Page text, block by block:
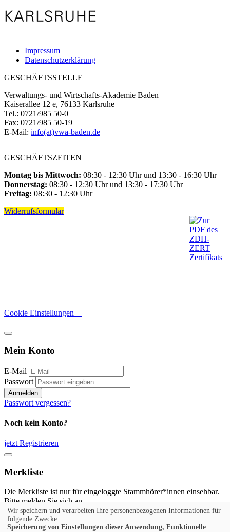
Impressum
Datenschutzerklärung
GESCHÄFTSSTELLE
Verwaltungs- und Wirtschafts-Akademie Baden
Kaiserallee 12 e, 76133 Karlsruhe
Tel.: 0721/985 50-0
Fax: 0721/985 50-19
E-Mail: info(at)vwa-baden.de
GESCHÄFTSZEITEN
Montag bis Mittwoch: 08:30 - 12:30 Uhr und 13:30 - 16:30 Uhr
Donnerstag: 08:30 - 12:30 Uhr und 13:30 - 17:30 Uhr
Freitag: 08:30 - 12:30 Uhr
Widerrufsformular
Cookie Einstellungen
Mein Konto
E-Mail
Passwort
Anmelden
Passwort vergessen?
Noch kein Konto?
jetzt Registrieren
Merkliste
Die Merkliste ist nur für eingeloggte Stammhörer*innen einsehbar.
Bitte melden Sie sich an.
Anmelden
Wir speichern und verarbeiten Ihre personenbezogenen Informationen für
folgende Zwecke:
Speicherung von Einstellungen dieser Anwendung, Funktionelle